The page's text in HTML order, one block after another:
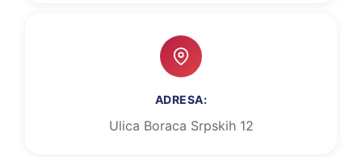
ADRESA:
Ulica Boraca Srpskih 12